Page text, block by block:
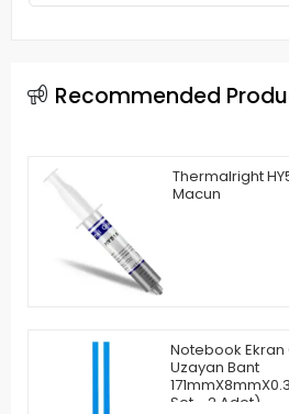
Recommended
Thermalright
Macun
Notebook Ekran
Uzayan Bant
Set - 2 Adet)